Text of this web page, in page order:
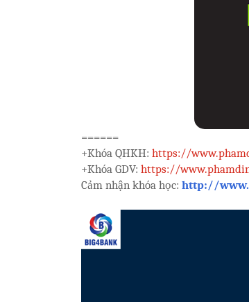
======
+Khóa QHKH: https://
+Khóa GDV: https://
Cảm nhận khóa học: http://